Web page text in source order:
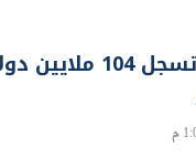
صادرات الأثاث المصري تسجل 104